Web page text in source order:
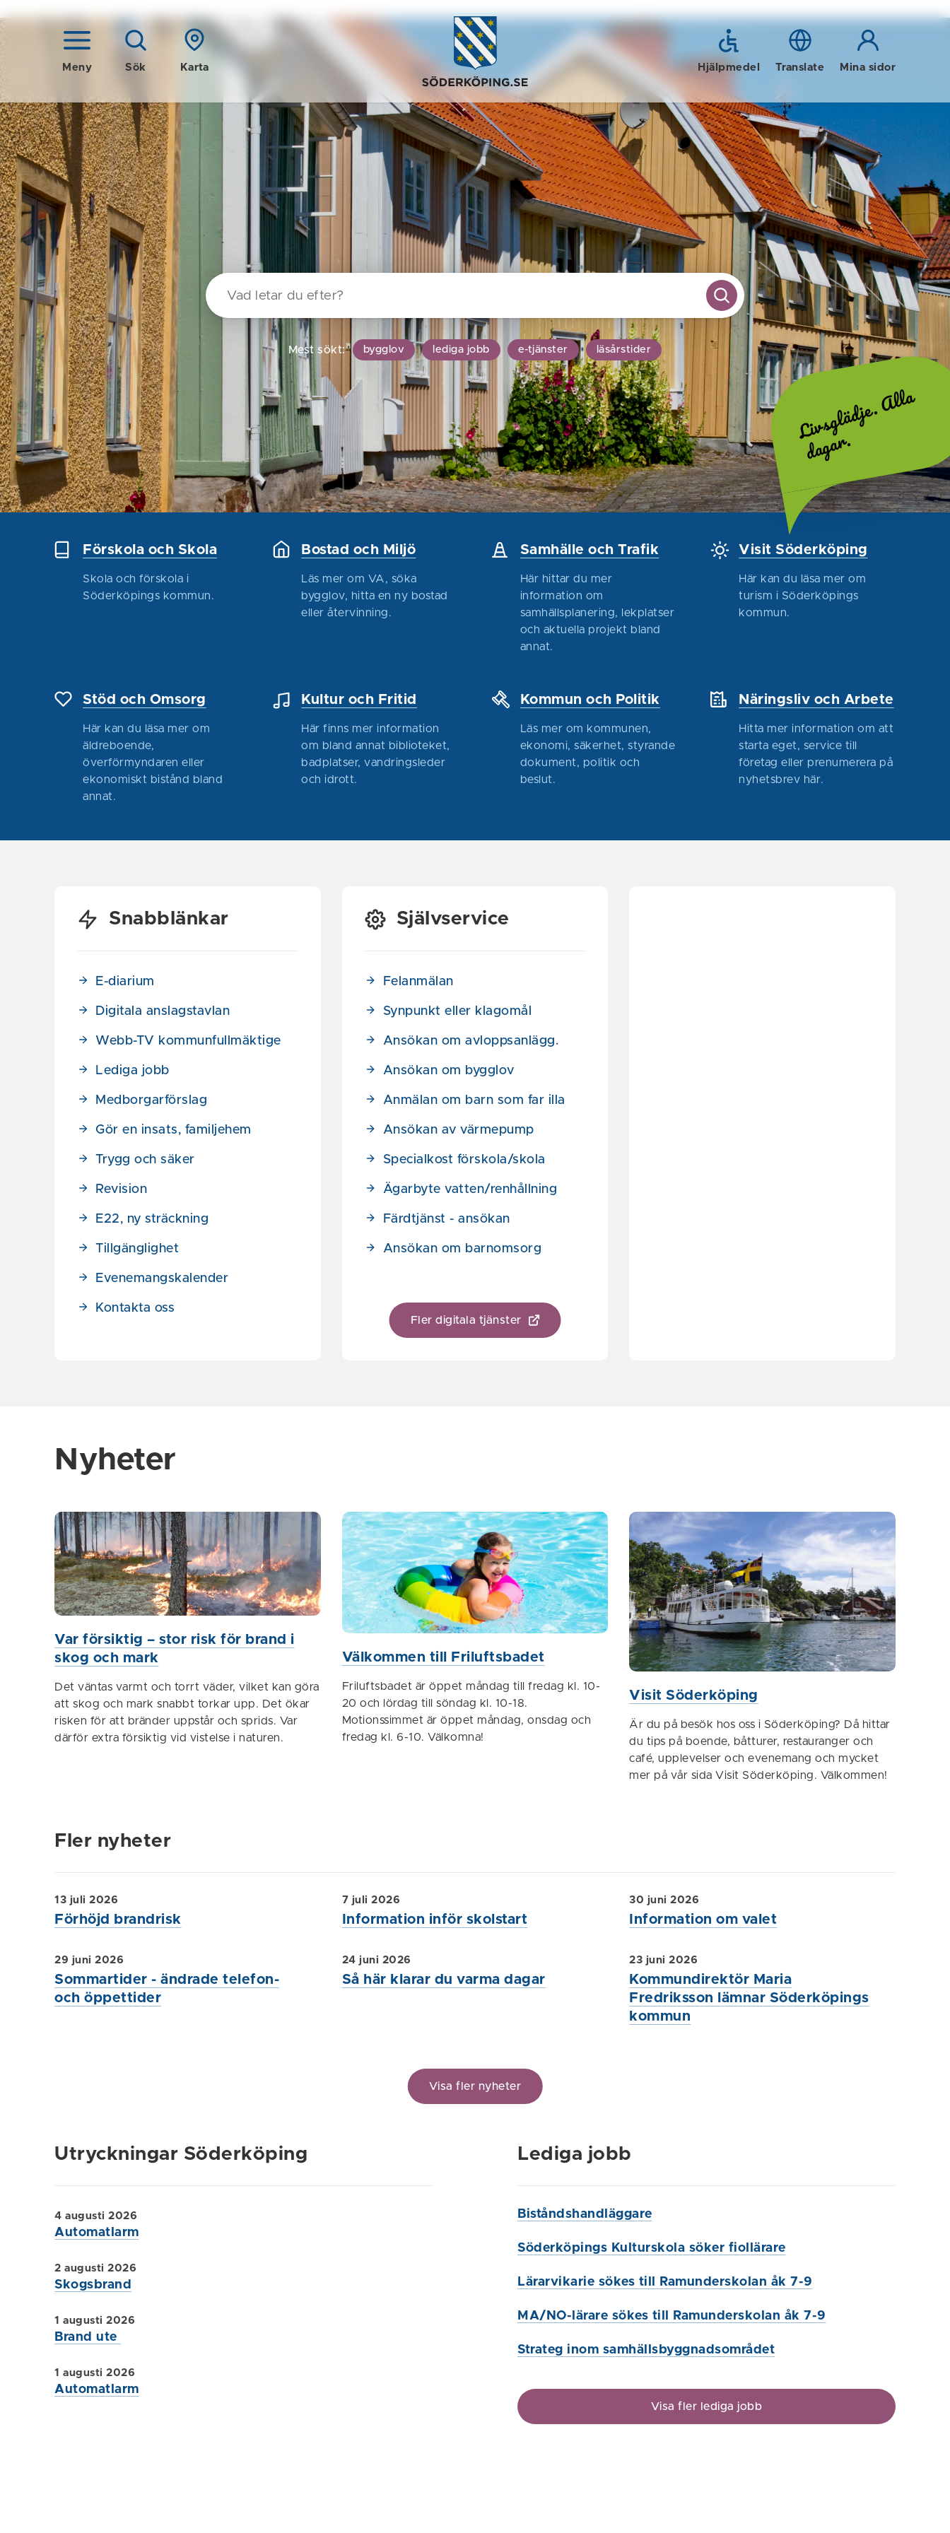
Meny Sök Karta Hjälpmedel Translate Mina sidor
SÖK
Mest sökt: bygglov lediga jobb e-tjänster läsårstider
L
i
v
s
g
l
ä
d
j
e
.
A
l
l
a
d
a
g
a
r
.
Förskola och Skola
Skola och förskola i
Söderköpings kommun.
Bostad och Miljö
Läs mer om VA, söka
bygglov, hitta en ny bostad
eller återvinning.
Samhälle och Trafik
Här hittar du mer
information om
samhällsplanering, lekplatser
och aktuella projekt bland
annat.
Visit Söderköping
Här kan du läsa mer om
turism i Söderköpings
kommun.
Stöd och Omsorg
Här kan du läsa mer om
äldreboende,
överförmyndaren eller
ekonomiskt bistånd bland
annat.
Kultur och Fritid
Här finns mer information
om bland annat biblioteket,
badplatser, vandringsleder
och idrott.
Kommun och Politik
Läs mer om kommunen,
ekonomi, säkerhet, styrande
dokument, politik och
beslut.
Näringsliv och Arbete
Hitta mer information om att
starta eget, service till
företag eller prenumerera på
nyhetsbrev här.
Snabblänkar
E-diarium
Digitala anslagstavlan
Webb-TV kommunfullmäktige
Lediga jobb
Medborgarförslag
Gör en insats, familjehem
Trygg och säker
Revision
E22, ny sträckning
Tillgänglighet
Evenemangskalender
Kontakta oss
Självservice
Felanmälan
Synpunkt eller klagomål
Ansökan om avloppsanlägg.
Ansökan om bygglov
Anmälan om barn som far illa
Ansökan av värmepump
Specialkost förskola/skola
Ägarbyte vatten/renhållning
Färdtjänst - ansökan
Ansökan om barnomsorg
Fler digitala tjänster
Facebook-flödet
Facebook-flödet
Nyheter
Var försiktig – stor risk för brand i
skog och mark
Det väntas varmt och torrt väder, vilket kan göra
att skog och mark snabbt torkar upp. Det ökar
risken för att bränder uppstår och sprids. Var
därför extra försiktig vid vistelse i naturen.
Välkommen till Friluftsbadet
Friluftsbadet är öppet måndag till fredag kl. 10-
20 och lördag till söndag kl. 10-18.
Motionssimmet är öppet måndag, onsdag och
fredag kl. 6-10. Välkomna!
Visit Söderköping
Är du på besök hos oss i Söderköping? Då hittar
du tips på boende, båtturer, restauranger och
café, upplevelser och evenemang och mycket
mer på vår sida Visit Söderköping. Välkommen!
Fler nyheter
Förhöjd brandrisk
13 juli 2026
Information inför skolstart
7 juli 2026
Information om valet
30 juni 2026
Sommartider - ändrade telefon-
och öppettider
29 juni 2026
Så här klarar du varma dagar
24 juni 2026
Kommundirektör Maria
Fredriksson lämnar Söderköpings
kommun
23 juni 2026
Visa fler nyheter
Utryckningar Söderköping
Automatlarm
4 augusti 2026
Skogsbrand
2 augusti 2026
Brand ute
1 augusti 2026
Automatlarm
1 augusti 2026
Lediga jobb
Biståndshandläggare
Söderköpings Kulturskola söker fiollärare
Lärarvikarie sökes till Ramunderskolan åk 7-9
MA/NO-lärare sökes till Ramunderskolan åk 7-9
Strateg inom samhällsbyggnadsområdet
Visa fler lediga jobb